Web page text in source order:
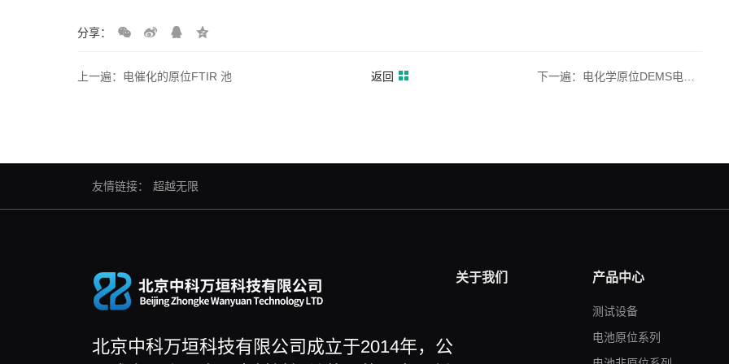
分享：
上一遍：电催化的原位FTIR 池 返回
友情链接： 超越无限
北京中科万垣科技有限公司成立于2014年，公
关于我们 产品中心
测试设备
电池原位系列